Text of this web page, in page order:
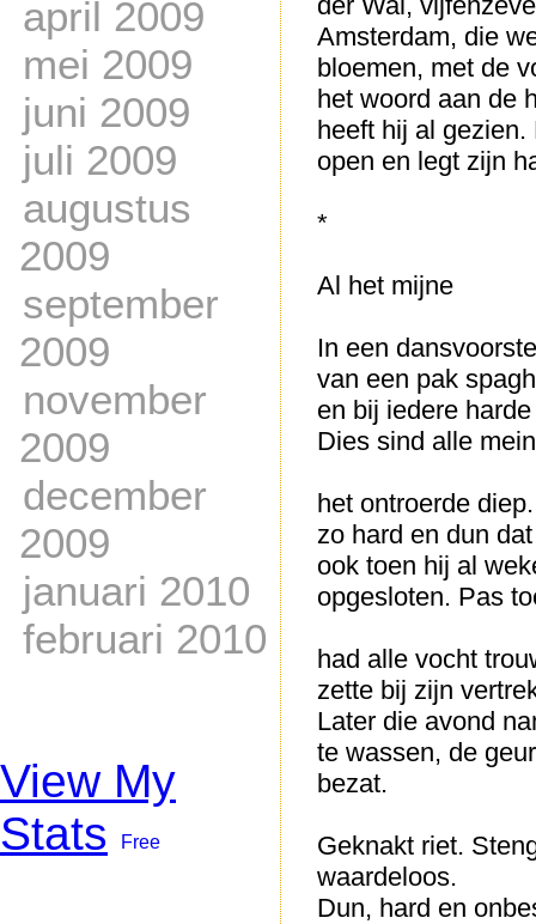
Amsterdam, die
bloemen, met de
het woord aan de
heeft hij al
open en legt zijn
*
Al het mijne
In een
van een pak
en bij iedere
Dies sind alle
het ontroerde
zo hard en dun
ook toen hij al
opgesloten. Pas
had alle vocht
zette bij zijn
Later die avond
te wassen, de
bezat.
Geknakt riet.
waardeloos.
Dun, hard en
april 2009
mei 2009
juni 2009
juli 2009
augustus
2009
september
2009
november
2009
december
2009
januari 2010
februari 2010
View My
Stats